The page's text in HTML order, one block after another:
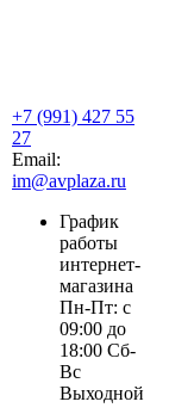
+7 (991) 427 55
27
Email:
im@avplaza.ru
График
работы
интернет-
магазина
Пн-Пт: с
09:00 до
18:00 Сб-
Вс
Выходной